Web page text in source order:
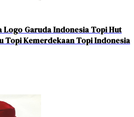
Logo Garuda Indonesia Topi Hut
Topi Kemerdekaan Topi Indonesia